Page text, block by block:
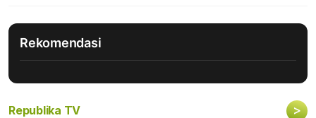
Rekomendasi
Republika TV >